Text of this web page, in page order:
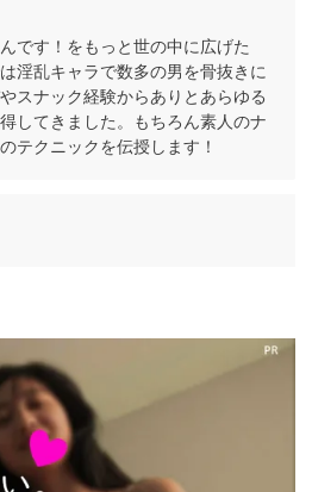
です！をもっと世の中に広げた
淫乱キャラで数多の男を骨抜きに
スナック経験からありとあらゆる
してきました。もちろん素人のナ
テクニックを伝授します！